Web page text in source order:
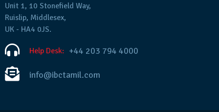
Unit 1, 10 Stonefield Way,
Ruislip, Middlesex,
UK - HA4 0JS.
Help Desk: +44 203 794 4000
info@ibctamil.com